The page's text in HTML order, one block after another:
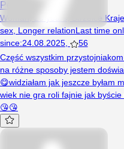
Pestka96
Woman, 29 years, Strzelce
sex Longer relationLast time
since:24.08.2025
56
Część wszystkim
na różne sposoby jestem
😋widziałam jak jeszcze byłam
wiek nie gra roli fajnie jak
😘😘